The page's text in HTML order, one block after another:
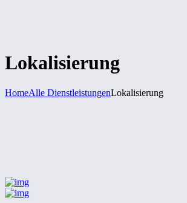
Lokalisierung
HomeAlle DienstleistungenLokalisierung